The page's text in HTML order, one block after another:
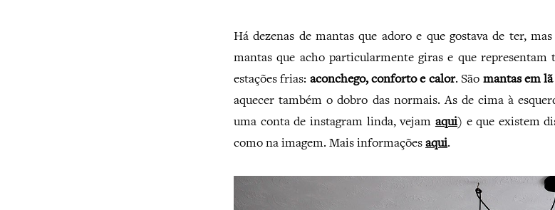
Há dezenas de mantas que adoro e que gostava de ter,
mantas que acho particularmente giras e que representam
estações frias: aconchego, conforto e calor. São mantas em
aquecer também o dobro das normais. As de cima à
uma conta de instagram linda, vejam aqui) e que existem
como na imagem. Mais informações aqui.